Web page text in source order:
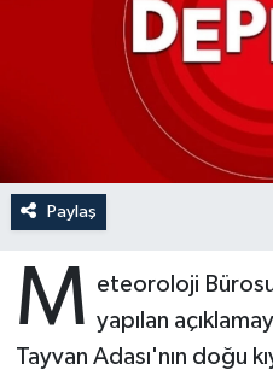
Paylaş
M eteoroloji
yapılan
Tayvan Adası'nın doğu
Ardahan Müftülüğü
Artvin Müftülüğü
Aydın Müftülüğü
Balıkesir Müftülüğü
Bartın Müftülüğü
Batman Müftülüğü
Kudüs
Kurban
Peygamberimizin
Ramazan
Sahabeler
Hutbeler
DİYANET AKADEMİ
DİYANET GENÇLİK
DİYANET RADYO/TV
DEPREM
Dünya